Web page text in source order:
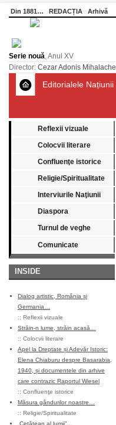
Din 1881… REDACȚIA Arhivă
Serie nouă, Anul XV
Director: Cezar Adonis Mihalache
Editorialele Națiunii
Reflexii vizuale
Colocvii literare
Confluenţe istorice
Religie/Spiritualitate
Interviurile Naţiunii
Diaspora
Turnul de veghe
Comunicate
INSIDE
Dialog artistic, România și
Germania…
:: Reflexii vizuale
Străin-n lume, străin acasă…
:: Colocvii literare
Apel la Dreptate și Adevăr Istoric:
Elena Chiaburu despre Basarabia,
1940, și documentele din arhive
care contrazic Raportul Wiesel
:: Confluenţe istorice
Măsura gândurilor noastre…
:: Religie/Spiritualitate
„Cetățean al lumii”…